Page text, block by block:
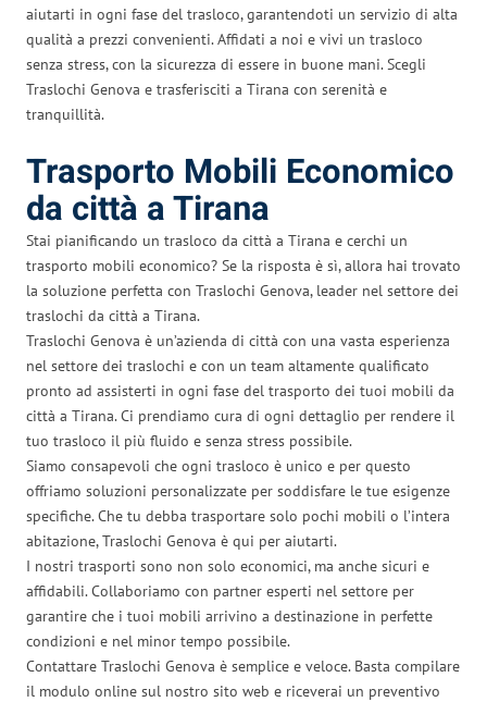
aiutarti in ogni fase del trasloco, garantendoti un servizio di alta
qualità a prezzi convenienti. Affidati a noi e vivi un trasloco
senza stress, con la sicurezza di essere in buone mani. Scegli
Traslochi Genova e trasferisciti a Tirana con serenità e
tranquillità.
Trasporto Mobili Economico
da città a Tirana
Stai pianificando un trasloco da città a Tirana e cerchi un
trasporto mobili economico? Se la risposta è sì, allora hai trovato
la soluzione perfetta con Traslochi Genova, leader nel settore dei
traslochi da città a Tirana.
Traslochi Genova è un’azienda di città con una vasta esperienza
nel settore dei traslochi e con un team altamente qualificato
pronto ad assisterti in ogni fase del trasporto dei tuoi mobili da
città a Tirana. Ci prendiamo cura di ogni dettaglio per rendere il
tuo trasloco il più fluido e senza stress possibile.
Siamo consapevoli che ogni trasloco è unico e per questo
offriamo soluzioni personalizzate per soddisfare le tue esigenze
specifiche. Che tu debba trasportare solo pochi mobili o l’intera
abitazione, Traslochi Genova è qui per aiutarti.
I nostri trasporti sono non solo economici, ma anche sicuri e
affidabili. Collaboriamo con partner esperti nel settore per
garantire che i tuoi mobili arrivino a destinazione in perfette
condizioni e nel minor tempo possibile.
Contattare Traslochi Genova è semplice e veloce. Basta compilare
il modulo online sul nostro sito web e riceverai un preventivo